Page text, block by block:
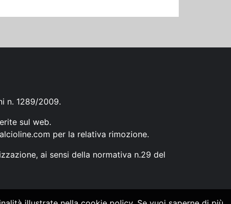
n. 1289/2009.
sul web.
per la relativa rimozione.
ai sensi della normativa n.29 del